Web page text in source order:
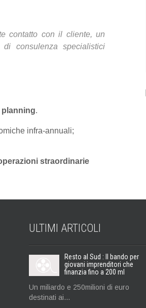
contatto con il cliente, un
consulenza specialistici
planning.
infra-annuali;
straordinarie
ULTIMI ARTICOLI
Resto al Sud : Il bando per
giovani imprenditori che
finanzia fino a 200 ml
Un miliardo e 250milioni di euro
destinati ai...